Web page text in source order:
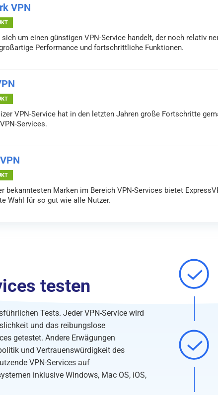
VPN
um einen günstigen VPN-Service handelt, der noch relativ
Performance und fortschrittliche Funktionen.
VPN-Service hat in den letzten Jahren große Fortschritte
Services.
bekanntesten Marken im Bereich VPN-Services bietet
Wahl für so gut wie alle Nutzer.
testen
Tests. Jeder VPN-Service wird
und das reibungslose
getestet. Andere Erwägungen
und Vertrauenswürdigkeit des
VPN-Services auf
inklusive Windows, Mac OS, iOS,